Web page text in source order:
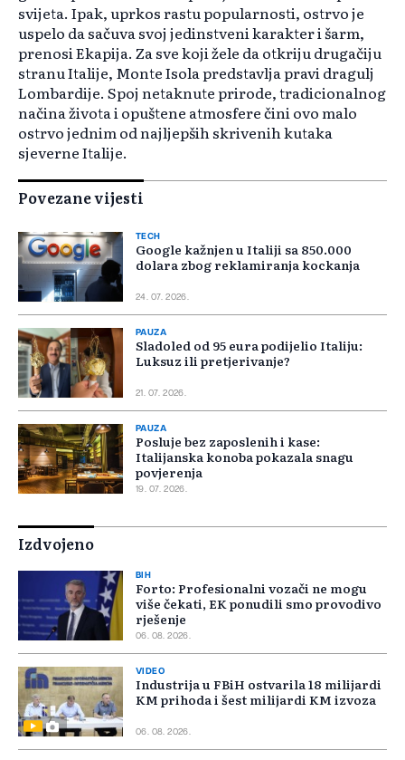
svijeta. Ipak, uprkos rastu popularnosti, ostrvo je
uspelo da sačuva svoj jedinstveni karakter i šarm,
prenosi Ekapija. Za sve koji žele da otkriju drugačiju
stranu Italije, Monte Isola predstavlja pravi dragulj
Lombardije. Spoj netaknute prirode, tradicionalnog
načina života i opuštene atmosfere čini ovo malo
ostrvo jednim od najljepših skrivenih kutaka
sjeverne Italije.
Povezane vijesti
TECH
Google kažnjen u Italiji sa 850.000
dolara zbog reklamiranja kockanja
24. 07. 2026.
PAUZA
Sladoled od 95 eura podijelio Italiju:
Luksuz ili pretjerivanje?
21. 07. 2026.
PAUZA
Posluje bez zaposlenih i kase:
Italijanska konoba pokazala snagu
povjerenja
19. 07. 2026.
Izdvojeno
BIH
Forto: Profesionalni vozači ne mogu
više čekati, EK ponudili smo provodivo
rješenje
06. 08. 2026.
VIDEO
Industrija u FBiH ostvarila 18 milijardi
KM prihoda i šest milijardi KM izvoza
06. 08. 2026.